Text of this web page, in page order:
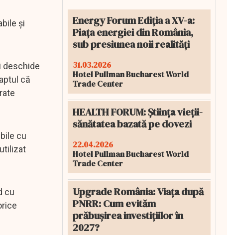
și
deschide
că
cu
cu
Energy Forum Ediția a XV-a:
Piața energiei din România,
sub presiunea noii realități
31.03.2026
Hotel Pullman Bucharest World
Trade Center
HEALTH FORUM: Știința vieții-
sănătatea bazată pe dovezi
22.04.2026
Hotel Pullman Bucharest World
Trade Center
Upgrade România: Viața după
PNRR: Cum evităm
prăbușirea investițiilor în
2027?